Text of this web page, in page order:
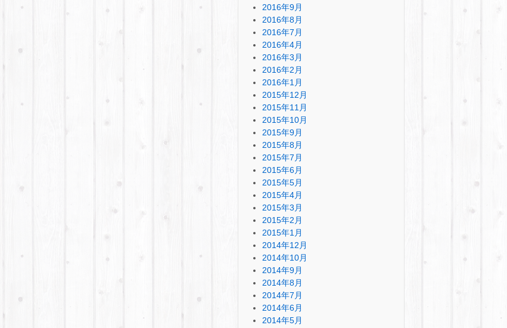
2016年9月
2016年8月
2016年7月
2016年4月
2016年3月
2016年2月
2016年1月
2015年12月
2015年11月
2015年10月
2015年9月
2015年8月
2015年7月
2015年6月
2015年5月
2015年4月
2015年3月
2015年2月
2015年1月
2014年12月
2014年10月
2014年9月
2014年8月
2014年7月
2014年6月
2014年5月